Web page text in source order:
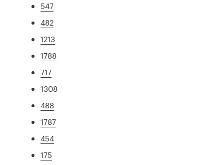
547
482
1213
1788
717
1308
488
1787
454
175